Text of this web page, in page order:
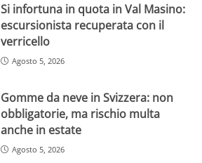
Si infortuna in quota in Val Masino:
escursionista recuperata con il
verricello
Agosto 5, 2026
Gomme da neve in Svizzera: non
obbligatorie, ma rischio multa
anche in estate
Agosto 5, 2026